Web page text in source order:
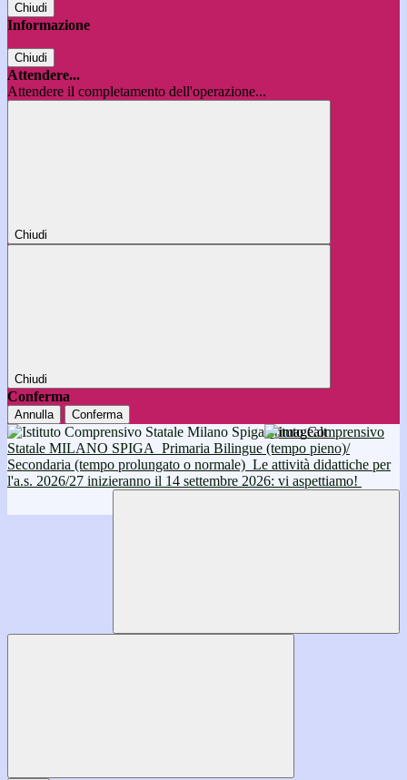
Chiudi
Informazione
Chiudi
Attendere...
Attendere il completamento dell'operazione...
Chiudi
Chiudi
Conferma
Annulla Conferma
Istituto Comprensivo
Statale MILANO SPIGA Primaria Bilingue (tempo pieno)/
Secondaria (tempo prolungato o normale) Le attività didattiche per
l'a.s. 2026/27 inizieranno il 14 settembre 2026: vi aspettiamo!